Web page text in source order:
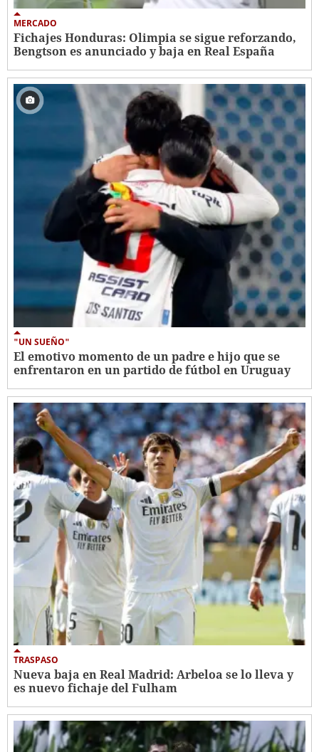
MERCADO
Fichajes Honduras: Olimpia se sigue reforzando,
Bengtson es anunciado y baja en Real España
"UN SUEÑO"
El emotivo momento de un padre e hijo que se
enfrentaron en un partido de fútbol en Uruguay
TRASPASO
Nueva baja en Real Madrid: Arbeloa se lo lleva y
es nuevo fichaje del Fulham